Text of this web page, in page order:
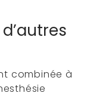
combinée à